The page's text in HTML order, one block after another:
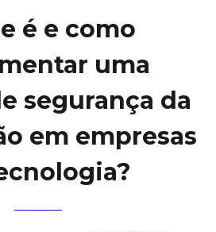
é e como
uma
segurança da
em empresas